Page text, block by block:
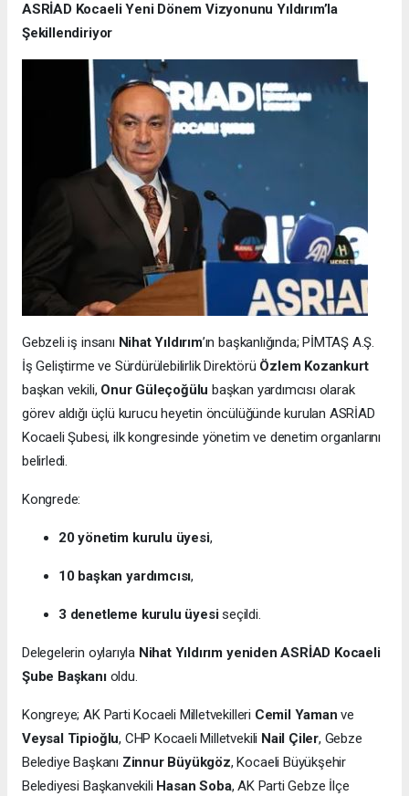
ASRİAD Kocaeli Yeni Dönem Vizyonunu Yıldırım’la
Şekillendiriyor
Gebzeli iş insanı Nihat Yıldırım’ın başkanlığında; PİMTAŞ A.Ş.
İş Geliştirme ve Sürdürülebilirlik Direktörü Özlem Kozankurt
başkan vekili, Onur Güleçoğülu başkan yardımcısı olarak
görev aldığı üçlü kurucu heyetin öncülüğünde kurulan ASRİAD
Kocaeli Şubesi, ilk kongresinde yönetim ve denetim organlarını
belirledi.
Kongrede:
20 yönetim kurulu üyesi,
10 başkan yardımcısı,
3 denetleme kurulu üyesiseçildi.
Delegelerin oylarıyla Nihat Yıldırım yeniden ASRİAD Kocaeli
Şube Başkanıoldu.
Kongreye; AK Parti Kocaeli Milletvekilleri Cemil Yaman ve
Veysal Tipioğlu, CHP Kocaeli Milletvekili Nail Çiler, Gebze
Belediye Başkanı Zinnur Büyükgöz, Kocaeli Büyükşehir
Belediyesi Başkanvekili Hasan Soba, AK Parti Gebze İlçe